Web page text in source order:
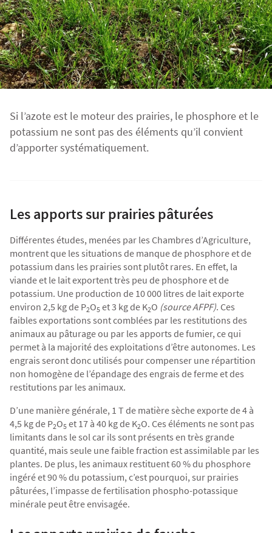
Si l’azote est le moteur des prairies, le phosphore et le
potassium ne sont pas des éléments qu’il convient
d’apporter systématiquement.
Les apports sur prairies pâturées
Différentes études, menées par les Chambres d’Agriculture,
montrent que les situations de manque de phosphore et de
potassium dans les prairies sont plutôt rares. En effet, la
viande et le lait exportent très peu de phosphore et de
potassium. Une production de 10 000 litres de lait exporte
environ 2,5 kg de P2O5 et 3 kg de K2O (source AFPF). Ces
faibles exportations sont comblées par les restitutions des
animaux au pâturage ou par les apports de fumier, ce qui
permet à la majorité des exploitations d’être autonomes. Les
engrais seront donc utilisés pour compenser une répartition
non homogène de l’épandage des engrais de ferme et des
restitutions par les animaux.
D’une manière générale, 1 T de matière sèche exporte de 4 à
4,5 kg de P2O5 et 17 à 40 kg de K2O. Ces éléments ne sont pas
limitants dans le sol car ils sont présents en très grande
quantité, mais seule une faible fraction est assimilable par les
plantes. De plus, les animaux restituent 60 % du phosphore
ingéré et 90 % du potassium, c’est pourquoi, sur prairies
pâturées, l’impasse de fertilisation phospho-potassique
minérale peut être envisagée.
Fourragères
Luzerne
Plantain fourrager
Ray-grass anglais
Trèfle blanc
Protéagineux
Semences Bio
Fourragères Bio
Tournesol
Blé
Orge
Agriculture Bio
Résultats d’essais Orge
Résultats d'essais Triticale
Résultats d'essais Protéagineux
Colza
Blé
Orge